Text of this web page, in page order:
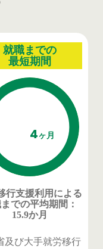
就職までの
最短期間
4ヶ月
行支援利用による
での平均期間 ：
15.9か月
及び大手就労移行